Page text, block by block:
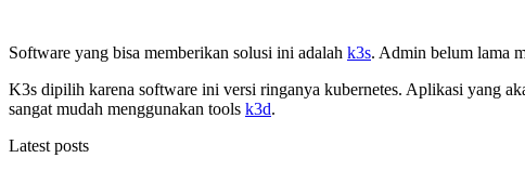
Software yang bisa memberikan solusi ini adalah k3s. Admin belum lama
K3s dipilih karena software ini versi ringanya kubernetes. Aplikasi yang
sangat mudah menggunakan tools k3d.
Latest posts